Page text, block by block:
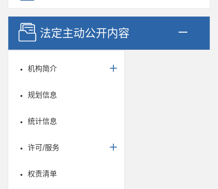
法定主动公开内容
机构简介
规划信息
统计信息
许可/服务
权责清单